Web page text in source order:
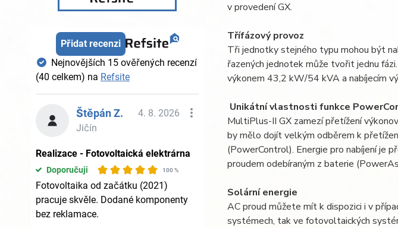
v provedení GX.
Třífázový provoz
Tři jednotky stejného typu mohou být
řazených jednotek může tvořit jednu
výkonem 43,2 kW/54 kVA a nabíjecím
Unikátní vlastnosti funkce
MultiPlus-II GX zamezí přetížení
by mělo dojít velkým odběrem k
(PowerControl). Energie pro nabíjení je
proudem odebíraným z baterie
Solární energie
AC proud můžete mít k dispozici i v
systémech, tak ve fotovoltaických